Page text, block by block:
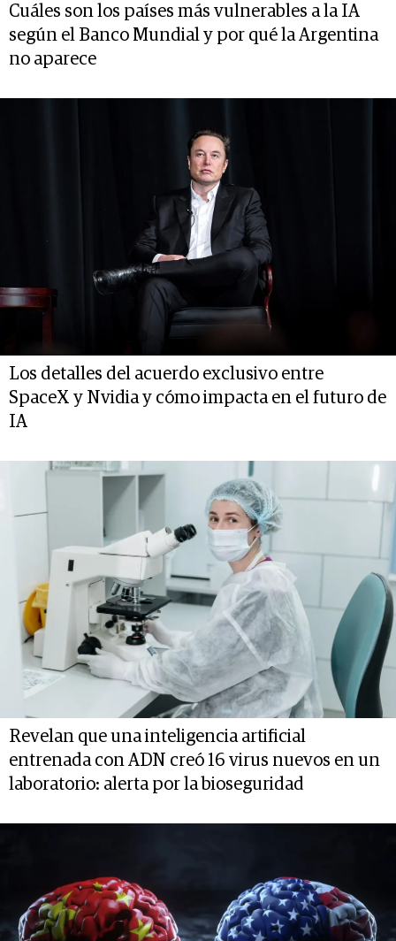
Cuáles son los países más vulnerables a la IA
según el Banco Mundial y por qué la Argentina
no aparece
Los detalles del acuerdo exclusivo entre
SpaceX y Nvidia y cómo impacta en el futuro de
IA
Revelan que una inteligencia artificial
entrenada con ADN creó 16 virus nuevos en un
laboratorio: alerta por la bioseguridad